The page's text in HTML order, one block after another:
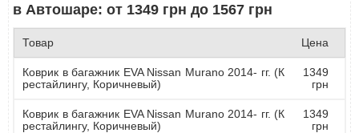
в Автошаре: от 1349 грн до 1567 грн
Товар Цена
Коврик в багажник EVA Nissan Murano 2014- гг. (К
рестайлингу, Коричневый)
1349
грн
Коврик в багажник EVA Nissan Murano 2014- гг. (К
рестайлингу, Коричневый)
1349
грн